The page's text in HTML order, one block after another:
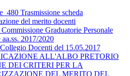
Trasmissione scheda
del merito docenti
Graduatorie Personale
aa.ss. 2017/2020
Docenti del 15.05.2017
ALL'ALBO PRETORIO
DEI CRITERI PER LA
DEL MERITO DEL